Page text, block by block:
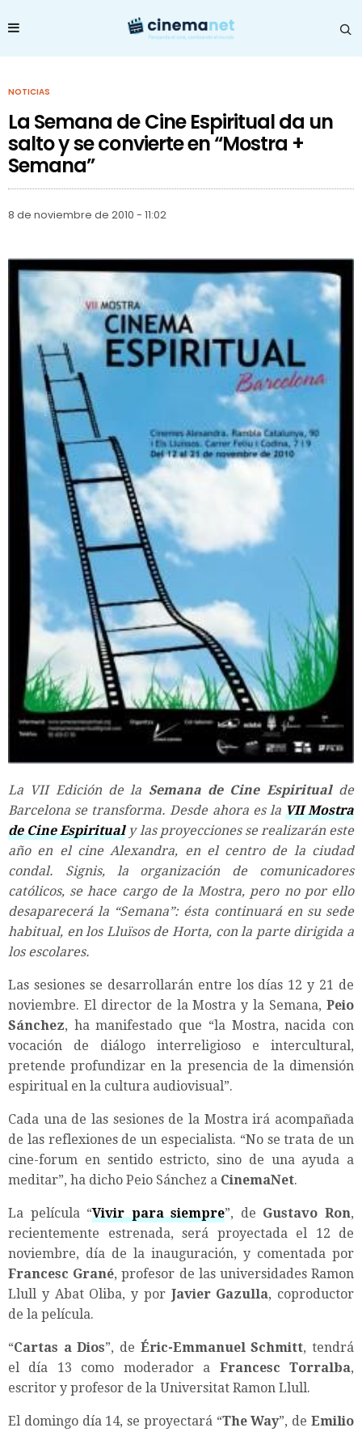
NOTICIAS
La Semana de Cine Espiritual da un
salto y se convierte en “Mostra +
Semana”
8 de noviembre de 2010 - 11:02
La VII Edición de la Semana de Cine Espiritualde
Barcelona se transforma. Desde ahora es la VII Mostra
de Cine Espiritualy las proyecciones se realizarán este
año en el cine Alexandra, en el centro de la ciudad
condal. Signis, la organización de comunicadores
católicos, se hace cargo de la Mostra, pero no por ello
desaparecerá la “Semana”: ésta continuará en su sede
habitual, en los Lluïsos de Horta, con la parte dirigida a
los escolares.
Las sesiones se desarrollarán entre los días 12 y 21 de
noviembre. El director de la Mostra y la Semana, Peio
Sánchez, ha manifestado que “la Mostra, nacida con
vocación de diálogo interreligioso e intercultural,
pretende profundizar en la presencia de la dimensión
espiritual en la cultura audiovisual”.
Cada una de las sesiones de la Mostra irá acompañada
de las reflexiones de un especialista. “No se trata de un
cine-forum en sentido estricto, sino de una ayuda a
meditar”, ha dicho Peio Sánchez a CinemaNet.
La película “Vivir para siempre”, de Gustavo Ron,
recientemente estrenada, será proyectada el 12 de
noviembre, día de la inauguración, y comentada por
Francesc Grané, profesor de las universidades Ramon
Llull y Abat Oliba, y por Javier Gazulla, coproductor
de la película.
“Cartas a Dios”, de Éric-Emmanuel Schmitt, tendrá
el día 13 como moderador a Francesc Torralba,
escritor y profesor de la Universitat Ramon Llull.
El domingo día 14, se proyectará “The Way”, deEmilio